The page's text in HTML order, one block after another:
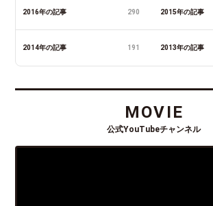
2016年の記事 290 2015年の記事
2014年の記事 191 2013年の記事
MOVIE
公式YouTubeチャンネル